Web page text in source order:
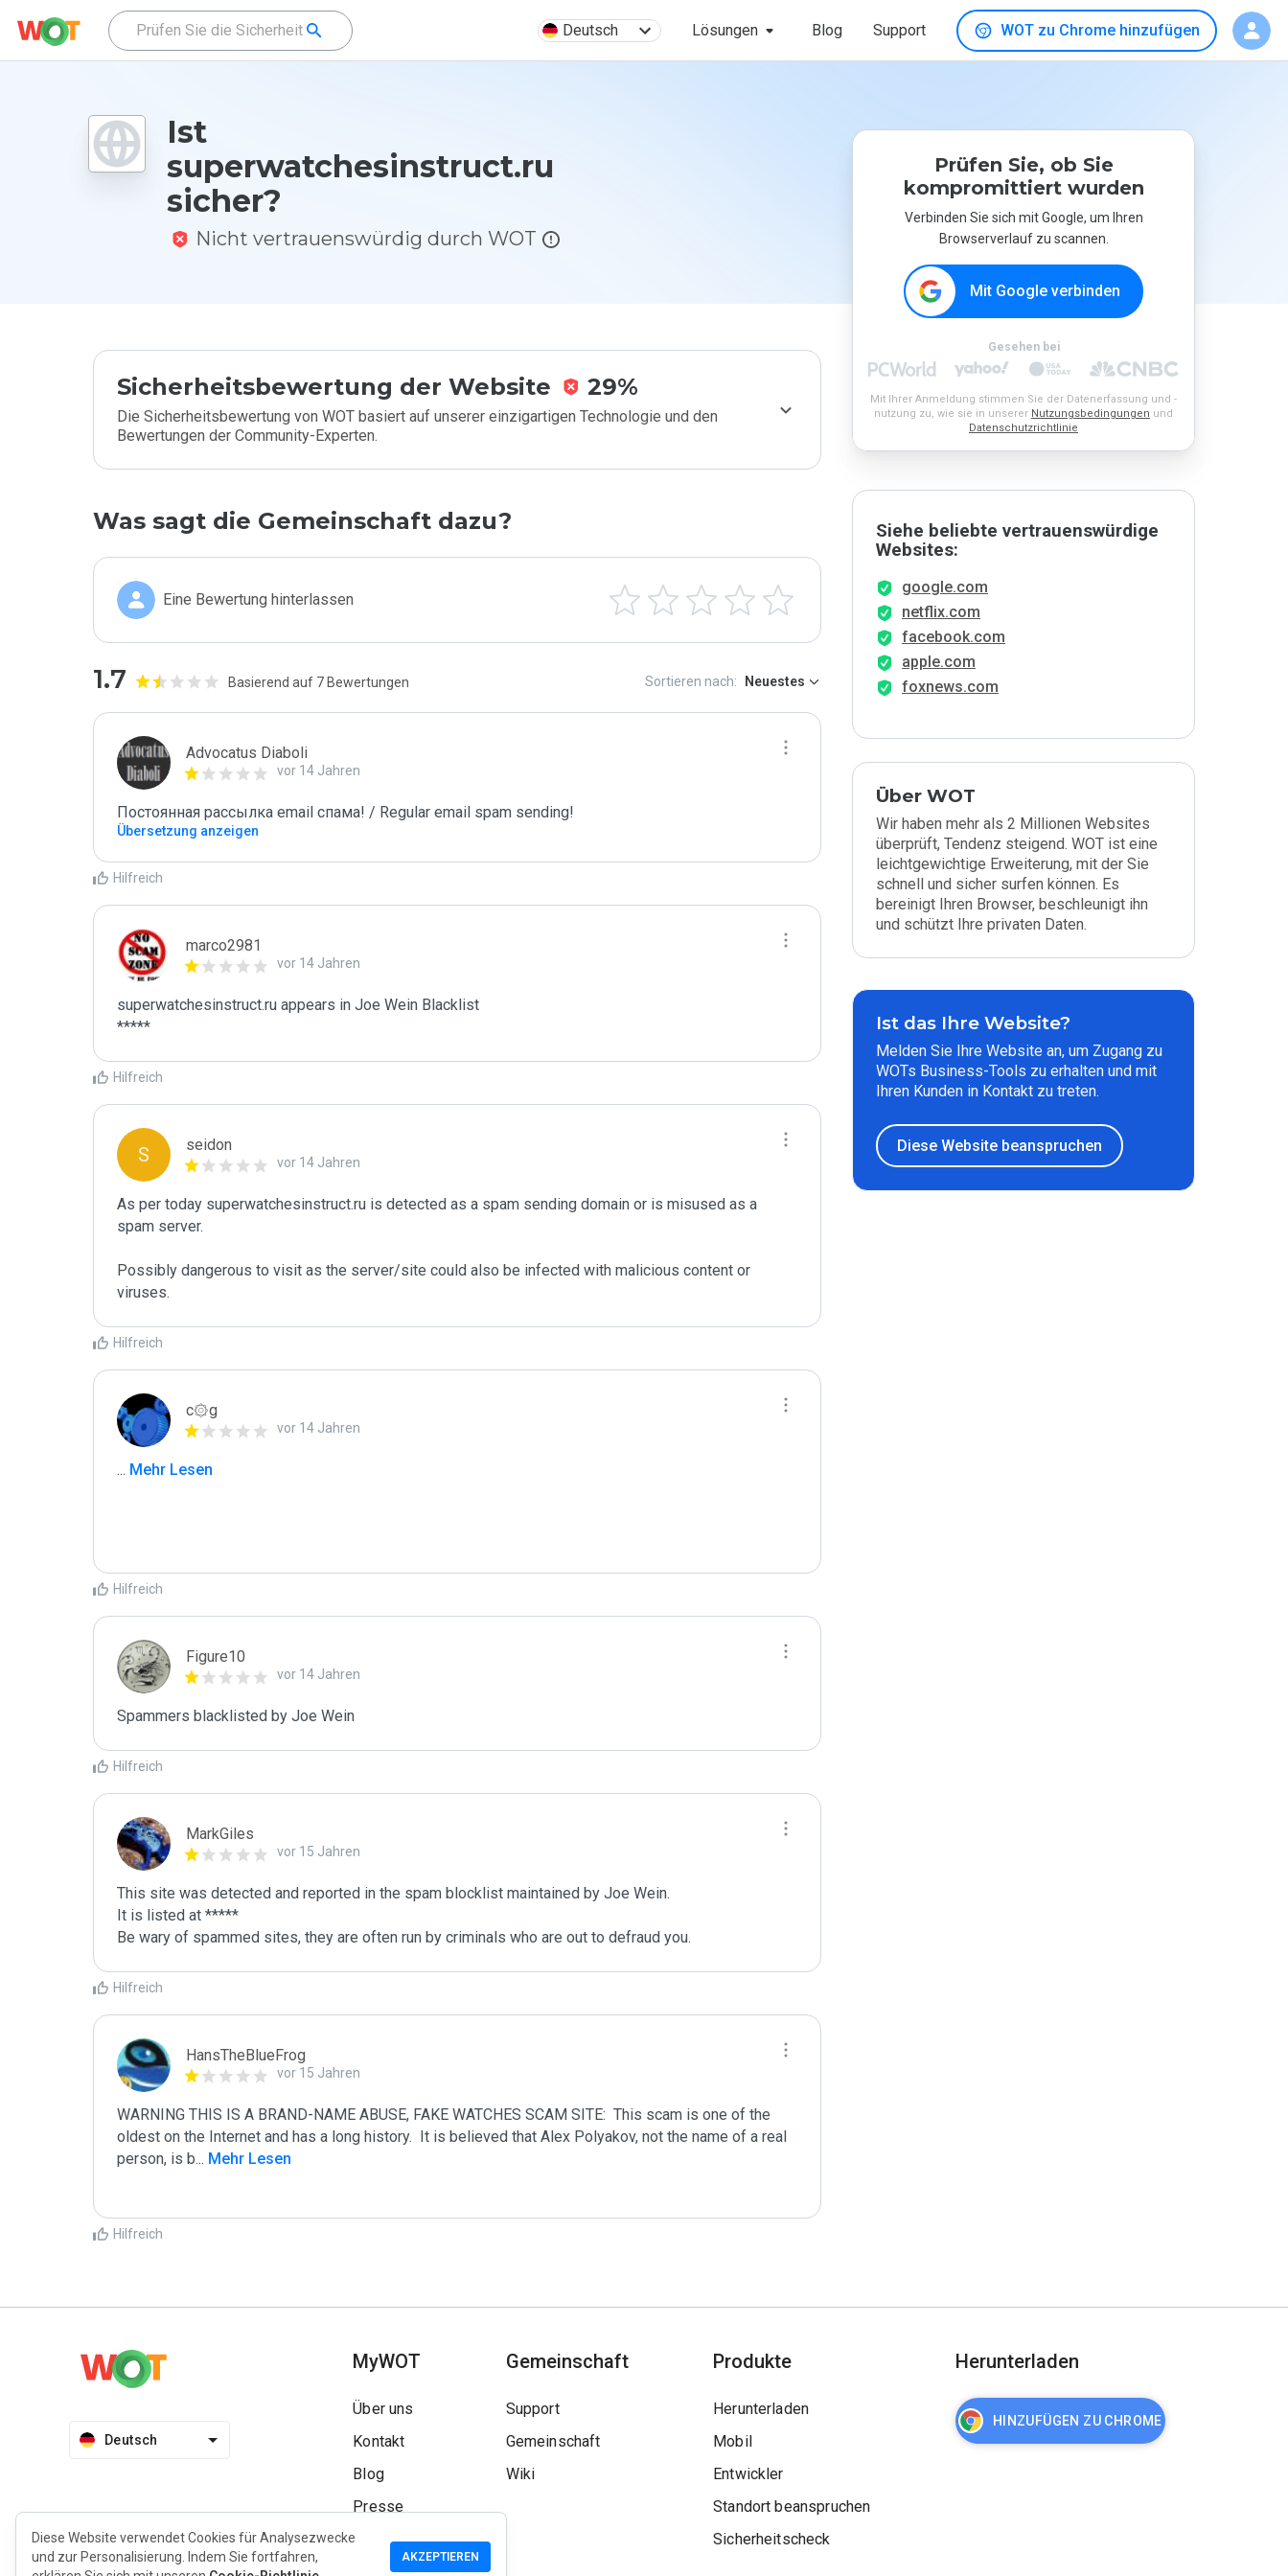
Deutsch Lösungen Blog Support WOT zu Chrome hinzufügen
Ist
superwatchesinstruct.ru
sicher?
Nicht vertrauenswürdig durch WOT
Sicherheitsbewertung der Website 29%
Die Sicherheitsbewertung von WOT basiert auf unserer einzigartigen Technologie und den
Bewertungen der Community-Experten.
Was sagt die Gemeinschaft dazu?
Eine Bewertung hinterlassen
1.7 Basierend auf 7 Bewertungen Sortieren nach: Neuestes
Advocatus Diaboli
vor 14 Jahren
Постоянная рассылка email спама! / Regular email spam sending!
Übersetzung anzeigen
Hilfreich
marco2981
vor 14 Jahren
superwatchesinstruct.ru appears in Joe Wein Blacklist
*****
Hilfreich
S seidon
vor 14 Jahren
As per today superwatchesinstruct.ru is detected as a spam sending domain or is misused as a
spam server.
Possibly dangerous to visit as the server/site could also be infected with malicious content or
Hilfreich
c۞g
vor 14 Jahren
... Mehr Lesen
Hilfreich
Figure10
vor 14 Jahren
Spammers blacklisted by Joe Wein
Hilfreich
MarkGiles
vor 15 Jahren
This site was detected and reported in the spam blocklist maintained by Joe Wein.
It is listed at *****
Be wary of spammed sites, they are often run by criminals who are out to defraud you.
Hilfreich
HansTheBlueFrog
vor 15 Jahren
WARNING THIS IS A BRAND-NAME ABUSE, FAKE WATCHES SCAM SITE:  This scam is one of the
oldest on the Internet and has a long history.  It is believed that Alex Polyakov, not the name of a real
person, is b... Mehr Lesen
Hilfreich
Prüfen Sie, ob Sie
kompromittiert wurden
Verbinden Sie sich mit Google, um Ihren
Browserverlauf zu scannen.
Mit Google verbinden
Gesehen bei
Mit Ihrer Anmeldung stimmen Sie der Datenerfassung und -
nutzung zu, wie sie in unserer Nutzungsbedingungen und
Datenschutzrichtlinie
Siehe beliebte vertrauenswürdige
Websites:
google.com
netflix.com
facebook.com
apple.com
foxnews.com
Über WOT
Wir haben mehr als 2 Millionen Websites
überprüft, Tendenz steigend. WOT ist eine
leichtgewichtige Erweiterung, mit der Sie
schnell und sicher surfen können. Es
bereinigt Ihren Browser, beschleunigt ihn
und schützt Ihre privaten Daten.
Ist das Ihre Website?
Melden Sie Ihre Website an, um Zugang zu
WOTs Business-Tools zu erhalten und mit
Ihren Kunden in Kontakt zu treten.
Diese Website beanspruchen
Deutsch
MyWOT
Über uns
Kontakt
Blog
Presse
Gemeinschaft
Support
Gemeinschaft
Wiki
Produkte
Herunterladen
Mobil
Entwickler
Standort beanspruchen
Sicherheitscheck
Herunterladen
HINZUFÜGEN ZU CHROME
Diese Website verwendet Cookies für Analysezwecke
und zur Personalisierung. Indem Sie fortfahren,
AKZEPTIEREN